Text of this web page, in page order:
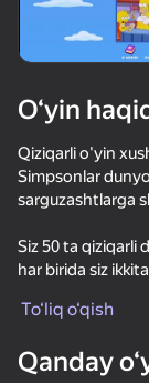
hatto
Cookie Clicker
O‘yin
Qiziqarli o'yin
Simpsonlar
sarguzashtlarga
Siz 50 ta qiziqarli
har birida siz
mumkin! Har bir
o'yinchilar bilan
To‘liq o‘qish
Qanday